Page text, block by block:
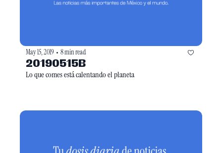
May 15, 2019 • 8 min read
20190515B
Lo que comes está calentando el planeta